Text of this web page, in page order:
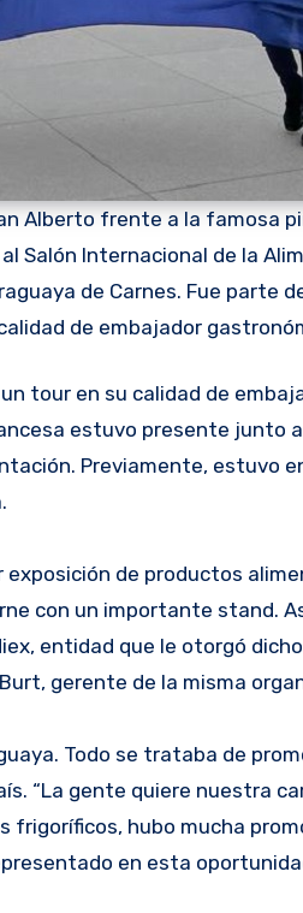
Alberto frente a la famosa
Salón Internacional de la
de Carnes. Fue parte
de embajador
estuvo presente junto
Previamente, estuvo
de productos
con un importante stand.
entidad que le otorgó
gerente de la misma
Todo se trataba de
“La gente quiere nuestra
hubo mucha
en esta